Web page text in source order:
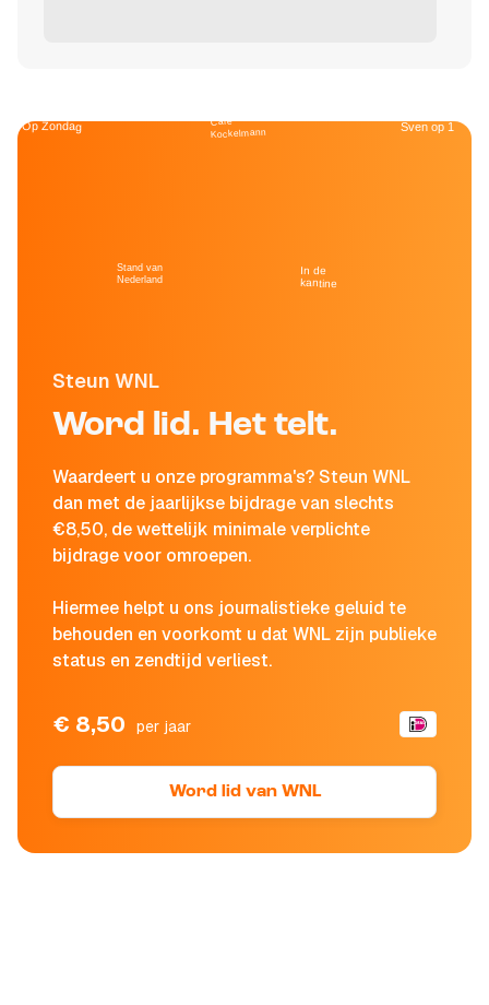
Steun WNL
Word lid. Het telt.
Waardeert u onze programma's? Steun WNL
dan met de jaarlijkse bijdrage van slechts
€8,50, de wettelijk minimale verplichte
bijdrage voor omroepen.
Hiermee helpt u ons journalistieke geluid te
behouden en voorkomt u dat WNL zijn publieke
status en zendtijd verliest.
€ 8,50 per jaar
Word lid van WNL
Op Zondag
Stand van
Nederland
Café
Kockelmann
In de
kantine
Sven op 1